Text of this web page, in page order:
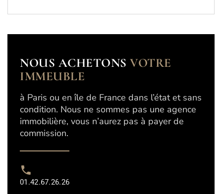
NOUS ACHETONS VOTRE
IMMEUBLE
à Paris ou en île de France dans l’état et sans
condition. Nous ne sommes pas une agence
immobilière, vous n’aurez pas à payer de
commission.
01.42.67.26.26